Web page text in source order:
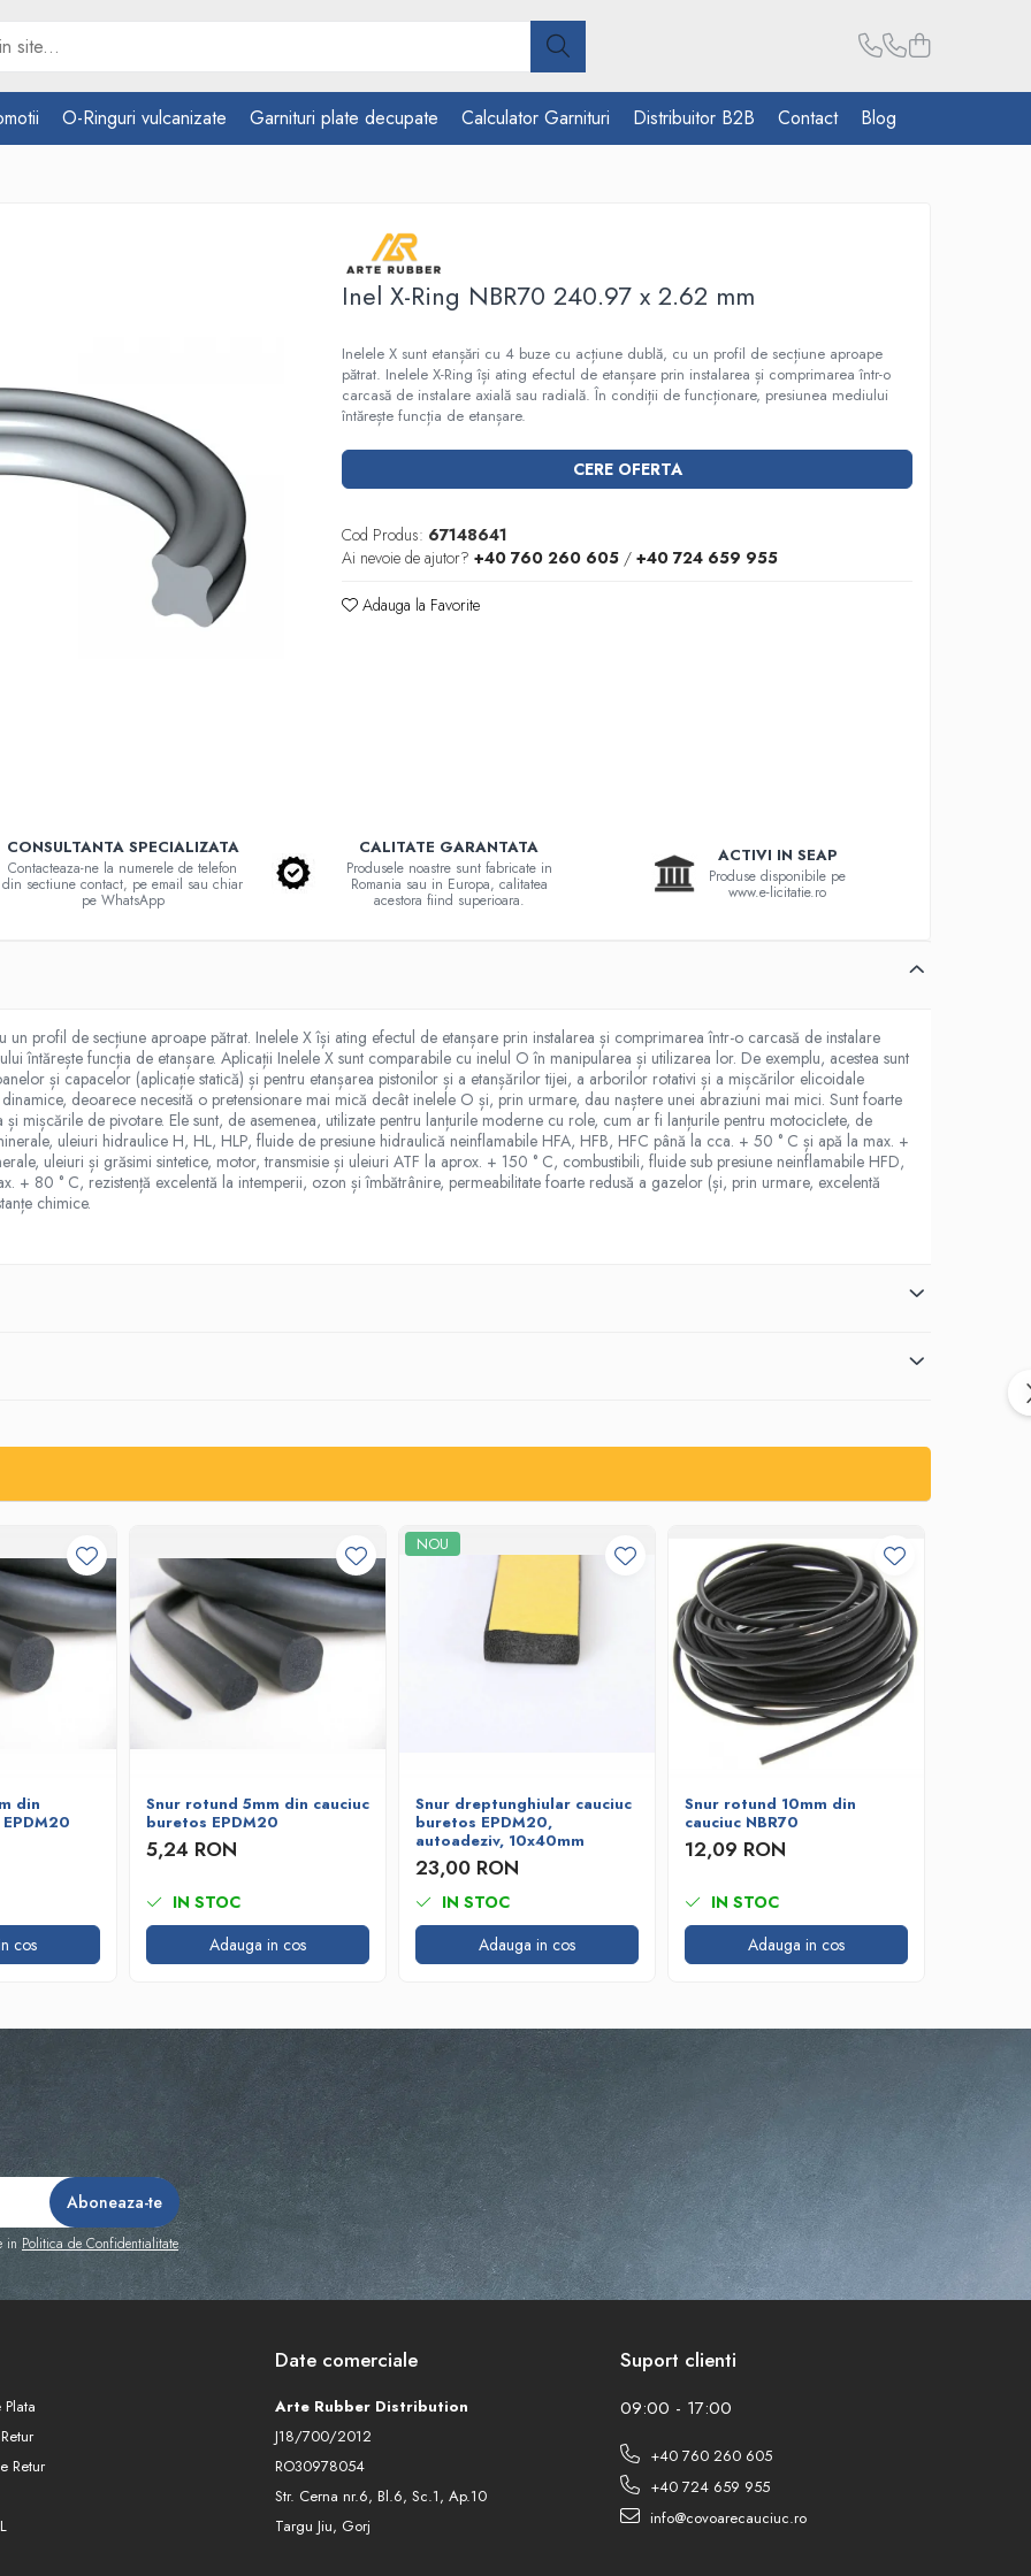
O-Ringuri vulcanizate Garnituri plate decupate Calculator Garnituri Distribuitor B2B Contact Blog
Inel X-Ring NBR70 240.97 x 2.62 mm
Inelele X sunt etanșări cu 4 buze cu acțiune dublă, cu un profil de secțiune aproape
pătrat. Inelele X-Ring își ating efectul de etanșare prin instalarea și comprimarea într-o
carcasă de instalare axială sau radială. În condiții de funcționare, presiunea mediului
întărește funcția de etanșare.
CERE OFERTA
Cod Produs: 67148641
Ai nevoie de ajutor? +40 760 260 605 /+40 724 659 955
Adauga la Favorite
CONSULTANTA SPECIALIZATA
Contacteaza-ne la numerele de telefon
din sectiune contact, pe email sau chiar
pe WhatsApp
CALITATE GARANTATA
Produsele noastre sunt fabricate in
Romania sau in Europa, calitatea
acestora fiind superioara.
ACTIVI IN SEAP
Produse disponibile pe
www.e-licitatie.ro
profil de secțiune aproape pătrat. Inelele X își ating efectul de etanșare prin instalarea și comprimarea într-o carcasă de instalare
întărește funcția de etanșare. Aplicații Inelele X sunt comparabile cu inelul O în manipularea și utilizarea lor. De exemplu, acestea sunt
și capacelor (aplicație statică) și pentru etanșarea pistonilor și a etanșărilor tijei, a arborilor rotativi și a mișcărilor elicoidale
deoarece necesită o pretensionare mai mică decât inelele O și, prin urmare, dau naștere unei abraziuni mai mici. Sunt foarte
mișcările de pivotare. Ele sunt, de asemenea, utilizate pentru lanțurile moderne cu role, cum ar fi lanțurile pentru motociclete, de
uleiuri hidraulice H, HL, HLP, fluide de presiune hidraulică neinflamabile HFA, HFB, HFC până la cca. + 50 ° C și apă la max. +
uleiuri și grăsimi sintetice, motor, transmisie și uleiuri ATF la aprox. + 150 ° C, combustibili, fluide sub presiune neinflamabile HFD,
+ 80 ° C, rezistență excelentă la intemperii, ozon și îmbătrânire, permeabilitate foarte redusă a gazelor (și, prin urmare, excelentă
chimice.
din
cos
Snur rotund 5mm din cauciuc
buretos EPDM20
5,24 RON
IN STOC
Adauga in cos
NOU
Snur dreptunghiular cauciuc
buretos EPDM20,
autoadeziv, 10x40mm
23,00 RON
IN STOC
Adauga in cos
Snur rotund 10mm din
cauciuc NBR70
12,09 RON
IN STOC
Adauga in cos
in Politica de Confidentialitate
Retur
Date comerciale
Arte Rubber Distribution
J18/700/2012
RO30978054
Str. Cerna nr.6, Bl.6, Sc.1, Ap.10
Targu Jiu, Gorj
Suport clienti
09:00 - 17:00
+40 760 260 605
+40 724 659 955
info@covoarecauciuc.ro